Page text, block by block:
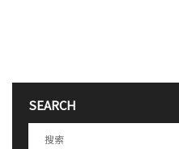
SEARCH